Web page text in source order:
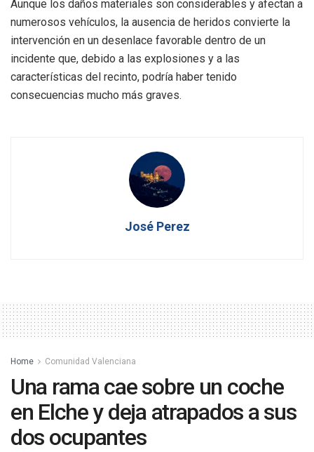
Aunque los daños materiales son considerables y afectan a
numerosos vehículos, la ausencia de heridos convierte la
intervención en un desenlace favorable dentro de un
incidente que, debido a las explosiones y a las
características del recinto, podría haber tenido
consecuencias mucho más graves.
José Perez
Home Comunidad Valenciana
Una rama cae sobre un coche
en Elche y deja atrapados a sus
dos ocupantes